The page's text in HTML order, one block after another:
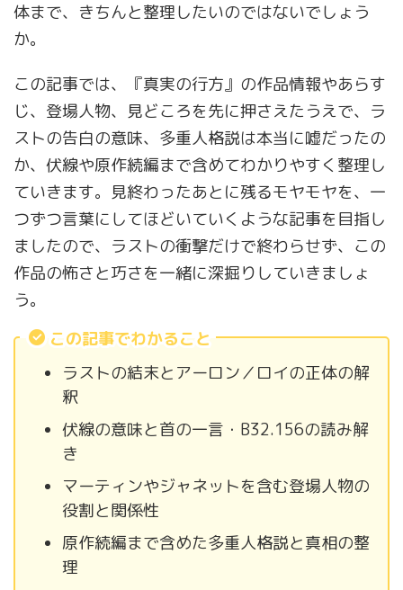
体まで、きちんと整理したいのではないでしょう
か。
この記事では、『真実の行方』の作品情報やあらす
じ、登場人物、見どころを先に押さえたうえで、ラ
ストの告白の意味、多重人格説は本当に嘘だったの
か、伏線や原作続編まで含めてわかりやすく整理し
ていきます。見終わったあとに残るモヤモヤを、一
つずつ言葉にしてほどいていくような記事を目指し
ましたので、ラストの衝撃だけで終わらせず、この
作品の怖さと巧さを一緒に深掘りしていきましょ
う。
この記事でわかること
ラストの結末とアーロン／ロイの正体の解
釈
伏線の意味と首の一言・B32.156の読み解
き
マーティンやジャネットを含む登場人物の
役割と関係性
原作続編まで含めた多重人格説と真相の整
理